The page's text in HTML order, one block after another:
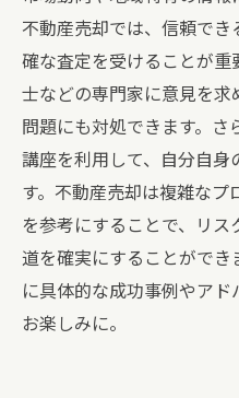
不動産売却では、信頼で
確な査定を受けることが重
士などの専門家に意見を求
問題にも対処できます。
講座を利用して、自分自身
す。不動産売却は複雑なプ
を参考にすることで、リ
道を確実にすることができ
に具体的な成功事例やアド
お楽しみに。